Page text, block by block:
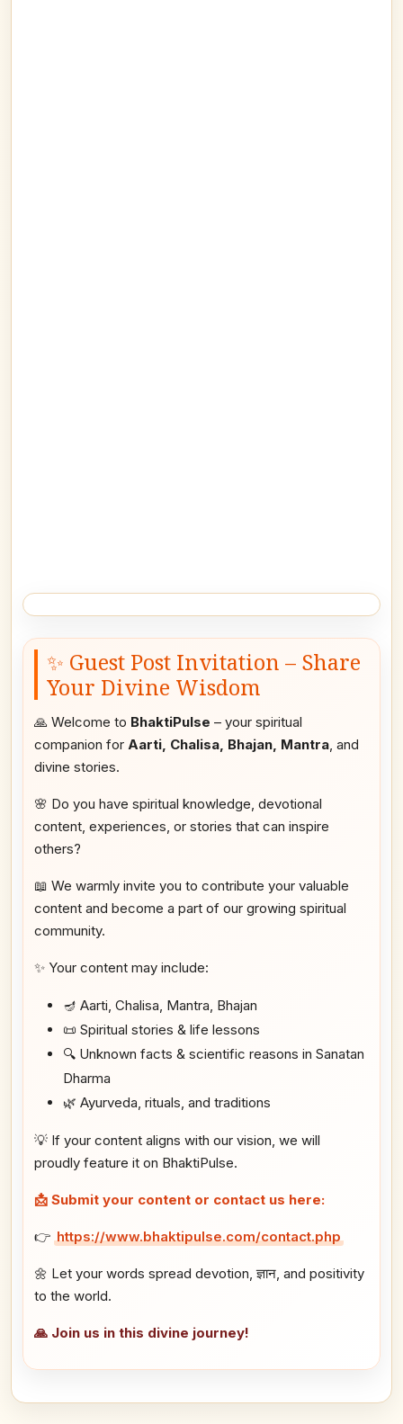
✨ Guest Post Invitation – Share
Your Divine Wisdom
🙏 Welcome to BhaktiPulse – your spiritual
companion for Aarti, Chalisa, Bhajan, Mantra, and
divine stories.
🌸 Do you have spiritual knowledge, devotional
content, experiences, or stories that can inspire
others?
📖 We warmly invite you to contribute your valuable
content and become a part of our growing spiritual
community.
✨ Your content may include:
🪔 Aarti, Chalisa, Mantra, Bhajan
📜 Spiritual stories & life lessons
🔍 Unknown facts & scientific reasons in Sanatan
Dharma
🌿 Ayurveda, rituals, and traditions
💡 If your content aligns with our vision, we will
proudly feature it on BhaktiPulse.
📩 Submit your content or contact us here:
👉 https://www.bhaktipulse.com/contact.php
🌼 Let your words spread devotion, ज्ञान, and positivity
to the world.
🙏 Join us in this divine journey!